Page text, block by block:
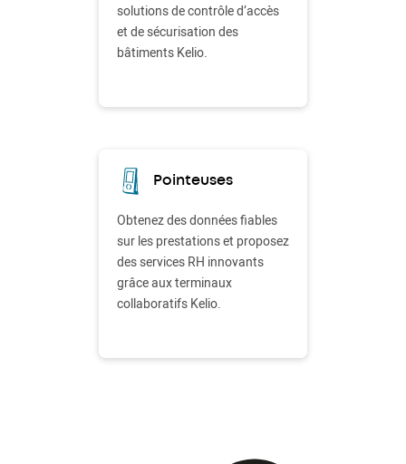
solutions de contrôle d’accès
et de sécurisation des
bâtiments Kelio.
Pointeuses
Obtenez des données fiables
sur les prestations et proposez
des services RH innovants
grâce aux terminaux
collaboratifs Kelio.